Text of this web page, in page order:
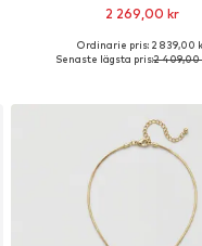
2 269,00 kr
Tillgängliga storlekar:
Ordinarie pris: 2 839,00
Senaste lägsta pris:2 409,00